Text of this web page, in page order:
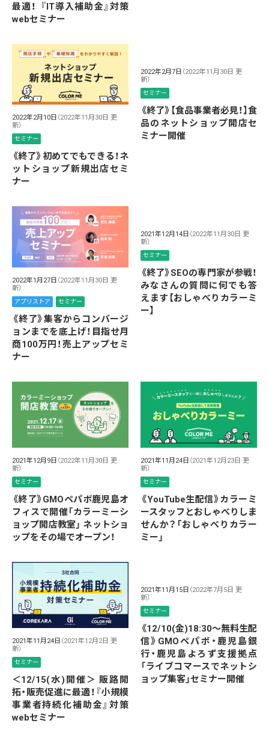
最適！ 『IT導入補助金』対策
webセミナー
2022年2月10日 （2022年11月30日 更
新）
セミナー
《終了》初めてでもできる！ネ
ットショップ新規出店セミ
ナー
2022年2月7日 （2022年11月30日 更
新）
セミナー
《終了》【食品事業者必見！】食
品のネットショップ開店セ
ミナー開催
2022年1月27日 （2022年11月30日 更
新）
アプリストア セミナー
《終了》集客からコンバージ
ョンまでを底上げ！目指せ月
商100万円！売上アップセミ
ナー
2021年12月14日 （2022年11月30日 更
新）
セミナー
《終了》SEOの専門家が参戦！
みなさんの質問に何でも答
えます【おしゃべりカラーミ
ー】
2021年12月9日 （2022年11月30日 更
新）
セミナー
《終了》GMOペパボ鹿児島オ
フィスで開催「カラーミーシ
ョップ開店教室」 ネットショ
ップをその場でオープン！
2021年11月24日 （2021年12月23日 更
新）
セミナー
《YouTube生配信》カラーミ
ースタッフとおしゃべりしま
せんか？「おしゃべりカラー
ミー」
2021年11月24日 （2021年12月2日 更
新）
セミナー
＜12/15(水)開催＞ 販路開
拓・販売促進に最適！『小規模
事業者持続化補助金』対策
webセミナー
2021年11月15日 （2022年7月5日 更
新）
セミナー
《12/10(金)18:30～無料生配
信》GMOペパボ・鹿児島銀
行・鹿児島よろず支援拠点
「ライブコマースでネットシ
ョップ集客」セミナー開催